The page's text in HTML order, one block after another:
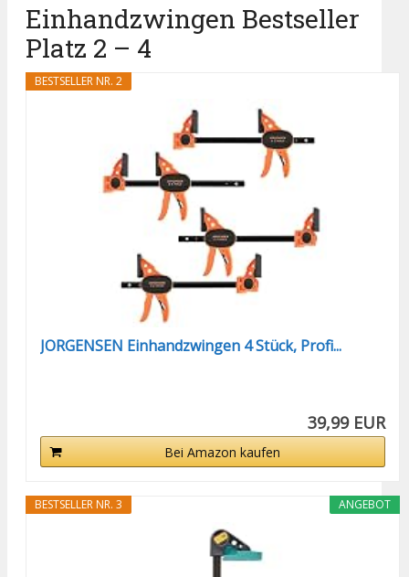
Einhandzwingen Bestseller
Platz 2 – 4
BESTSELLER NR. 2
JORGENSEN Einhandzwingen 4 Stück, Profi...
39,99 EUR
Bei Amazon kaufen
ANGEBOT
BESTSELLER NR. 3